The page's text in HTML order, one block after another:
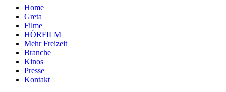
Home
Greta
Filme
HÖRFILM
Mehr Freizeit
Branche
Kinos
Presse
Kontakt